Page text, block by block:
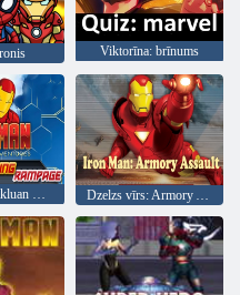
Viktorīna: brīnums
Iron Man Makluan Ring Rampage Dzelzs vīrs: Armory Assault